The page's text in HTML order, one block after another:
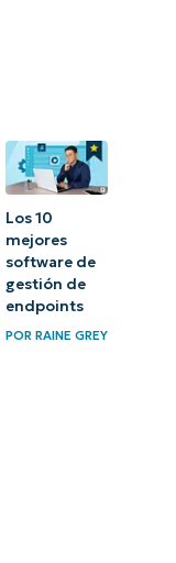
Los 10
mejores
software de
gestión de
endpoints
PORRAINE GREY